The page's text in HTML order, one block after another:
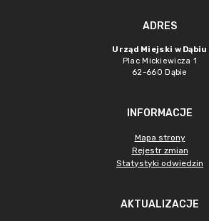
ADRES
Urząd Miejski w Dąbiu
Plac Mickiewicza 1
62-660 Dąbie
INFORMACJE
Mapa strony
Rejestr zmian
Statystyki odwiedzin
AKTUALIZACJE